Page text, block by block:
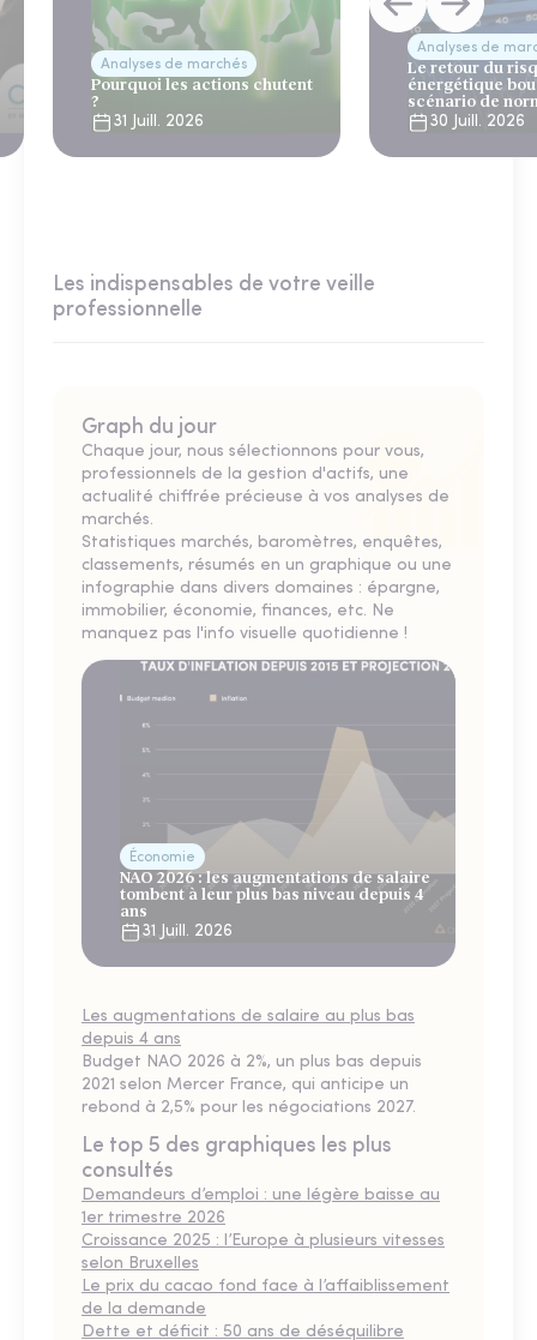
Analyses de marchés
Pourquoi les actions chutent
?
31 Juill. 2026
Analyses de
Le retour du
énergétique
scénario de
30 Juill. 2026
Les indispensables de votre veille
professionnelle
Graph du jour
Chaque jour, nous sélectionnons pour vous,
professionnels de la gestion d'actifs, une
actualité chiffrée précieuse à vos analyses de
marchés.
Statistiques marchés, baromètres, enquêtes,
classements, résumés en un graphique ou une
infographie dans divers domaines : épargne,
immobilier, économie, finances, etc. Ne
manquez pas l'info visuelle quotidienne !
Économie
NAO 2026 : les augmentations de salaire
tombent à leur plus bas niveau depuis 4
ans
31 Juill. 2026
Les augmentations de salaire au plus bas
depuis 4 ans
Budget NAO 2026 à 2%, un plus bas depuis
2021 selon Mercer France, qui anticipe un
rebond à 2,5% pour les négociations 2027.
Le top 5 des graphiques les plus
consultés
Demandeurs d’emploi : une légère baisse au
1er trimestre 2026
Croissance 2025 : l’Europe à plusieurs vitesses
selon Bruxelles
Le prix du cacao fond face à l’affaiblissement
de la demande
Dette et déficit : 50 ans de déséquilibre